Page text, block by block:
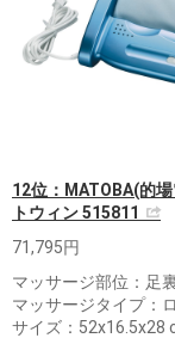
12位：MATOBA(的
トウィン 515811
71,795円
マッサージ部位：足
マッサージタイプ：
サイズ：52x16.5x28